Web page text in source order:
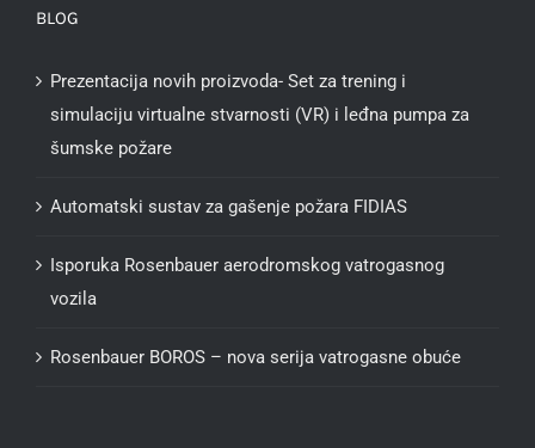
BLOG
Prezentacija novih proizvoda- Set za trening i
simulaciju virtualne stvarnosti (VR) i leđna pumpa za
šumske požare
Automatski sustav za gašenje požara FIDIAS
Isporuka Rosenbauer aerodromskog vatrogasnog
vozila
Rosenbauer BOROS – nova serija vatrogasne obuće